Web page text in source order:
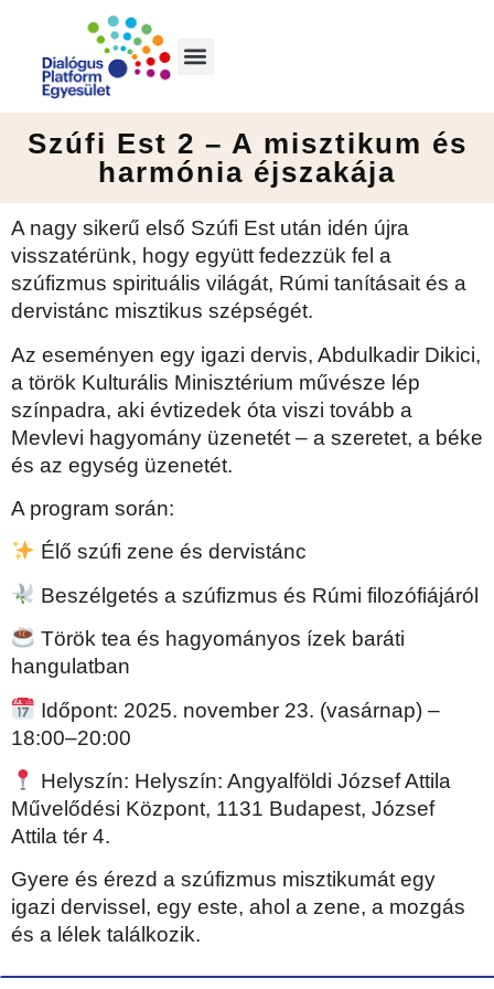
Szúfi Est 2 – A misztikum és
harmónia éjszakája
A nagy sikerű első Szúfi Est után idén újra
visszatérünk, hogy együtt fedezzük fel a
szúfizmus spirituális világát, Rúmi tanításait és a
dervistánc misztikus szépségét.
Az eseményen egy igazi dervis, Abdulkadir Dikici,
a török Kulturális Minisztérium művésze lép
színpadra, aki évtizedek óta viszi tovább a
Mevlevi hagyomány üzenetét – a szeretet, a béke
és az egység üzenetét.
A program során:
Élő szúfi zene és dervistánc
Beszélgetés a szúfizmus és Rúmi filozófiájáról
Török tea és hagyományos ízek baráti
hangulatban
Időpont: 2025. november 23. (vasárnap) –
18:00–20:00
Helyszín: Helyszín: Angyalföldi József Attila
Művelődési Központ, 1131 Budapest, József
Attila tér 4.
Gyere és érezd a szúfizmus misztikumát egy
igazi dervissel, egy este, ahol a zene, a mozgás
és a lélek találkozik.